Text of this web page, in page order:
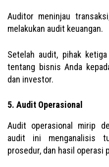
Auditor meninjau
melakukan audit keuangan.
Setelah audit, pihak
tentang bisnis Anda
dan investor.
5. Audit Operasional
Audit operasional mirip
audit ini menganalisis
prosedur, dan hasil operasi